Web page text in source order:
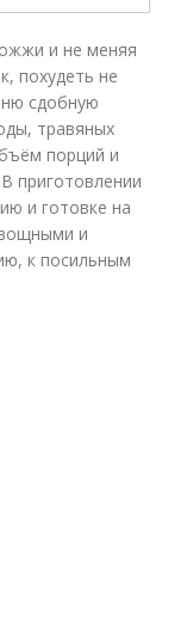
и не меняя
похудеть не
сдобную
травяных
порций и
приготовлении
и готовке на
и
к посильным